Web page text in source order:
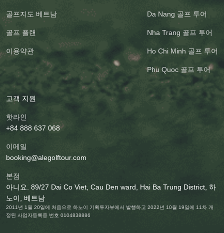
골프지도 베트남
골프 플랜
이용약관
Da Nang 골프 투어
Nha Trang 골프 투어
Ho Chi Minh 골프 투어
Phu Quoc 골프 투어
고객 지원
핫라인
+84 888 637 068
이메일
booking@alegolftour.com
본점
아니요. 89/27 Dai Co Viet, Cau Den ward, Hai Ba Trung District, 하
노이, 베트남
2011년 1월 20일에 처음으로 하노이 기획투자부에서 발행하고 2022년 10월 19일에 11차 개
정된 사업자등록증 번호 0104838886